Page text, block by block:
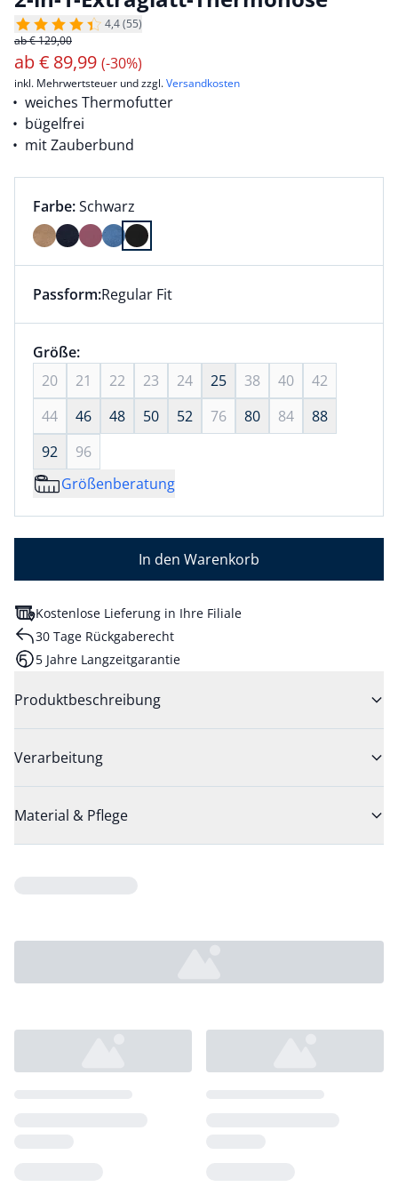
4,4 (55)
ab € 129,00
ab€ 89,99 (-30%)
inkl. Mehrwertsteuer und zzgl.Versandkosten
weiches Thermofutter
bügelfrei
mit Zauberbund
Farbauswahl:
Farbe:aktuell ausgewählt:
Schwarz
Farbe Schwarz ausgewählt
Dieser Artikel hat die Passform Regular Fit. für
Passform:Regular Fit
Größenauswahl:
Größe:nichts ausgewählt
20
21 22 23 24 25 38 40
42
44
46 48 50 52 76 80 84
88
92
96
Größenberatung
In den Warenkorb
Kostenlose Lieferung in Ihre Filiale
30 Tage Rückgaberecht
5 Jahre Langzeitgarantie
Produktbeschreibung
Verarbeitung
Material & Pflege